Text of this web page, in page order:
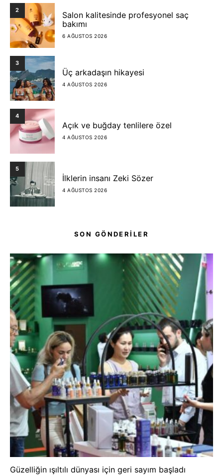
2
Salon kalitesinde profesyonel saç
bakımı
6 AĞUSTOS 2026
3
Üç arkadaşın hikayesi
4 AĞUSTOS 2026
4
Açık ve buğday tenlilere özel
4 AĞUSTOS 2026
5
İlklerin insanı Zeki Sözer
4 AĞUSTOS 2026
SON GÖNDERİLER
Güzelliğin ışıltılı dünyası için geri sayım başladı